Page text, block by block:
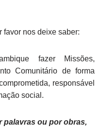
favor nos deixe saber:
fazer Missões,
Comunitário de forma
responsável
social.
palavras ou por obras,